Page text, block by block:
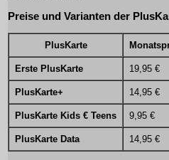
Preise und Varianten der
PlusKarte
Erste PlusKarte 19,95 €
PlusKarte+ 14,95 €
PlusKarte Kids € Teens 9,95 €
PlusKarte Data 14,95 €